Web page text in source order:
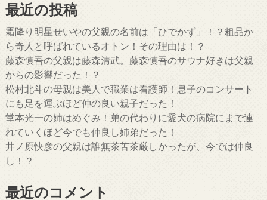
最近の投稿
霜降り明星せいやの父親の名前は「ひでかず」！？粗品か
ら奇人と呼ばれているオトン！その理由は！？
藤森慎吾の父親は藤森清武。藤森慎吾のサウナ好きは父親
からの影響だった！？
松村北斗の母親は美人で職業は看護師！息子のコンサート
にも足を運ぶほど仲の良い親子だった！
堂本光一の姉はめぐみ！弟の代わりに愛犬の病院にまで連
れていくほど今でも仲良し姉弟だった！
井ノ原快彦の父親は誰無茶苦茶厳しかったが、今では仲良
し！？
最近のコメント